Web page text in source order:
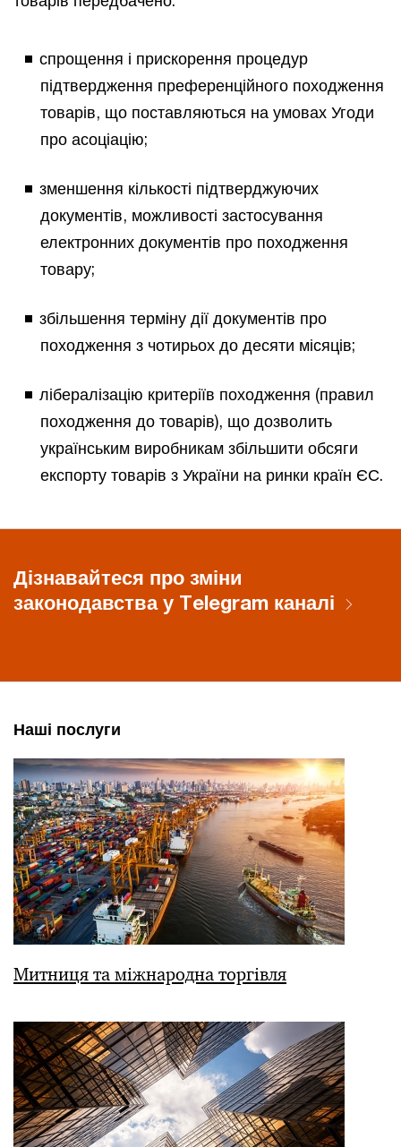
спрощення і прискорення процедур
підтвердження преференційного походження
товарів, що поставляються на умовах Угоди
про асоціацію;
зменшення кількості підтверджуючих
документів, можливості застосування
електронних документів про походження
товару;
збільшення терміну дії документів про
походження з чотирьох до десяти місяців;
лібералізацію критеріїв походження (правил
походження до товарів), що дозволить
українським виробникам збільшити обсяги
експорту товарів з України на ринки країн ЄС.
Дізнавайтеся про зміни
законодавства у Telegram каналі
Наші послуги
Митниця та міжнародна торгівля